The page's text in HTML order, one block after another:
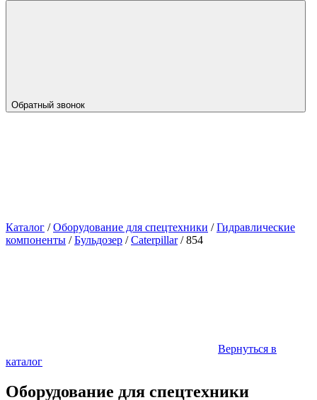
Обратный звонок
Каталог /Оборудование для спецтехники /Гидравлические
компоненты /Бульдозер /Caterpillar/854
Вернуться в
каталог
Оборудование для спецтехники